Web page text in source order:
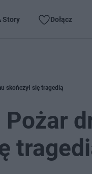
Story Dołącz
skończył się tragedią